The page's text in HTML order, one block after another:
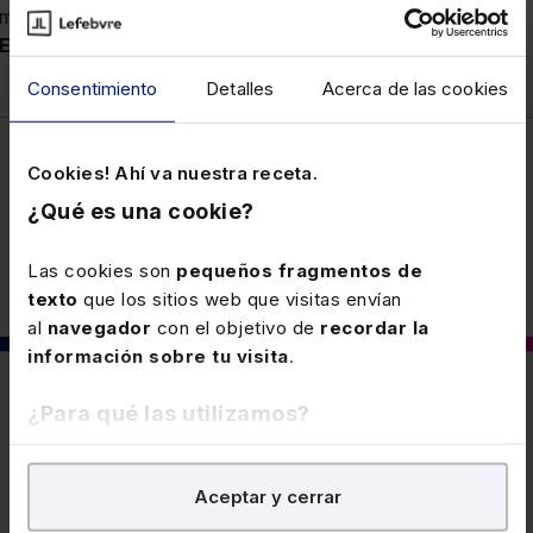
Consentimiento Detalles Acerca de las cookies
Cookies! Ahí va nuestra receta.
¿Qué es una cookie?
Las cookies son pequeños fragmentos de
texto que los sitios web que visitas envían
al navegador con el objetivo de recordar la
información sobre tu visita.
¿Para qué las utilizamos?
En Lefebvre utilizamos las cookies confines
para tratar demejorar tu experiencia
Aceptar y cerrar
materializa elrelevo en la empresa familiar
TS 31-10-24,
EDJ 734929
También puede interesarte
24 SEPTIEMBRE 2024
Modalidad de tributación de cónyuges